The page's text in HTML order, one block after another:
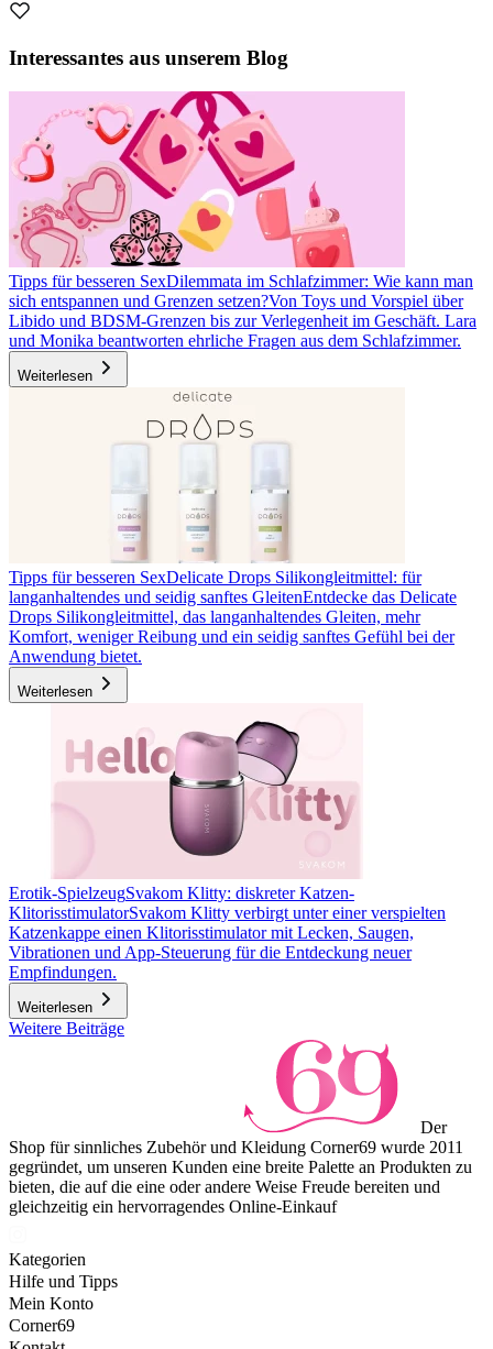
Interessantes aus unserem Blog
Tipps für besseren SexDilemmata im Schlafzimmer: Wie kann man
sich entspannen und Grenzen setzen?Von Toys und Vorspiel über
Libido und BDSM-Grenzen bis zur Verlegenheit im Geschäft. Lara
und Monika beantworten ehrliche Fragen aus dem Schlafzimmer.
Weiterlesen
Tipps für besseren SexDelicate Drops Silikongleitmittel: für
langanhaltendes und seidig sanftes GleitenEntdecke das Delicate
Drops Silikongleitmittel, das langanhaltendes Gleiten, mehr
Komfort, weniger Reibung und ein seidig sanftes Gefühl bei der
Anwendung bietet.
Weiterlesen
Erotik-SpielzeugSvakom Klitty: diskreter Katzen-
KlitorisstimulatorSvakom Klitty verbirgt unter einer verspielten
Katzenkappe einen Klitorisstimulator mit Lecken, Saugen,
Vibrationen und App-Steuerung für die Entdeckung neuer
Empfindungen.
Weiterlesen
Weitere Beiträge
Der
Shop für sinnliches Zubehör und Kleidung Corner69 wurde 2011
gegründet, um unseren Kunden eine breite Palette an Produkten zu
bieten, die auf die eine oder andere Weise Freude bereiten und
gleichzeitig ein hervorragendes Online-Einkauf
Kategorien
Hilfe und Tipps
Mein Konto
Corner69